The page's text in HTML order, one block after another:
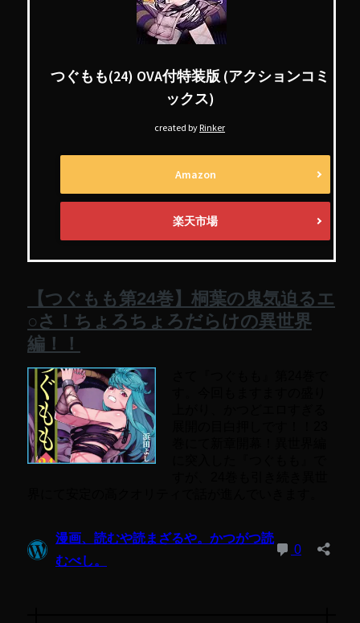
つぐもも(24) OVA付特装版 (アクションコミ
ックス)
created by Rinker
Amazon
楽天市場